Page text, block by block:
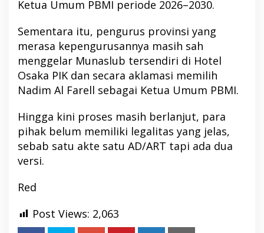
Ketua Umum PBMI periode 2026–2030.
Sementara itu, pengurus provinsi yang
merasa kepengurusannya masih sah
menggelar Munaslub tersendiri di Hotel
Osaka PIK dan secara aklamasi memilih
Nadim Al Farell sebagai Ketua Umum PBMI.
Hingga kini proses masih berlanjut, para
pihak belum memiliki legalitas yang jelas,
sebab satu akte satu AD/ART tapi ada dua
versi.
Red
Post Views: 2,063